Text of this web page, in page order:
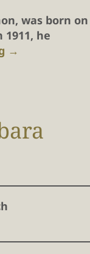
was born on
1911, he
→